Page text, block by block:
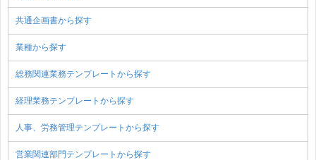
共通企画書から探す
業種から探す
総務関連業務テンプレートから探す
経理業務テンプレートから探す
人事、労務管理テンプレートから探す
営業関連部門テンプレートから探す